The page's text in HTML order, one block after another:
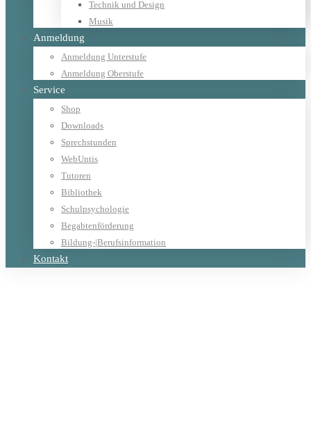
Technik und Design
Musik
Anmeldung
Anmeldung Unterstufe
Anmeldung Oberstufe
Service
Shop
Downloads
Sprechstunden
WebUntis
Tutoren
Bibliothek
Schulpsychologie
Begabtenförderung
Bildung-|Berufsinformation
Kontakt